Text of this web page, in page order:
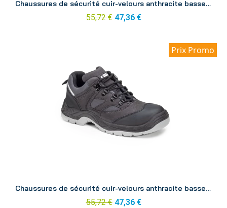
Chaussures de sécurité cuir-velours anthracite basse Silver p37
55,72 € 47,36 €
Prix Promo
Chaussures de sécurité cuir-velours anthracite basse Silver p38
55,72 € 47,36 €